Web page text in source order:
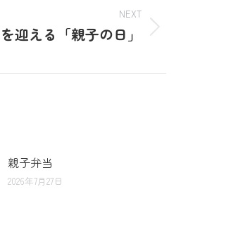
NEXT
迎える「親子の日」
親子弁当
2026年7月27日